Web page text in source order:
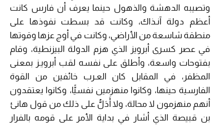
وتصيبه الدهشة والذهول حينما يعرف أن فارس كانت
أعظم دولة آنـذاك، وكانت قد بسطت نفوذها على
منطقة شاسعة من الأراضي، وكانت في أوج عزها وقوتها
في عصر كسرى أبرويز الذي هزم الدولة البيزنطية، وقام
بفتوحات واسعة، وأطلق على نفسه لقب أبرويـز بمعنى
المظفر، في المقابل كان العـرب خائفين من القوة
الفارسية حينها، وكانوا منهزمين نفسيًّا، وكانوا يعتقدون
أنهم منهزمون لا محالة، ولا أَدَلُّ على ذلك من قول هانئ
بن قبيصة الذي أشار في بداية الأمر على قومه بالفرار